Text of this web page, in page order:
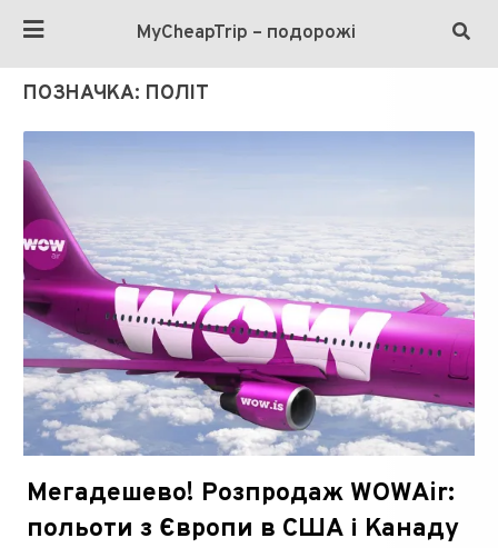
MyCheapTrip – подорожі
ПОЗНАЧКА: ПОЛІТ
Мегадешево! Розпродаж WOWAir:
польоти з Європи в США і Канаду